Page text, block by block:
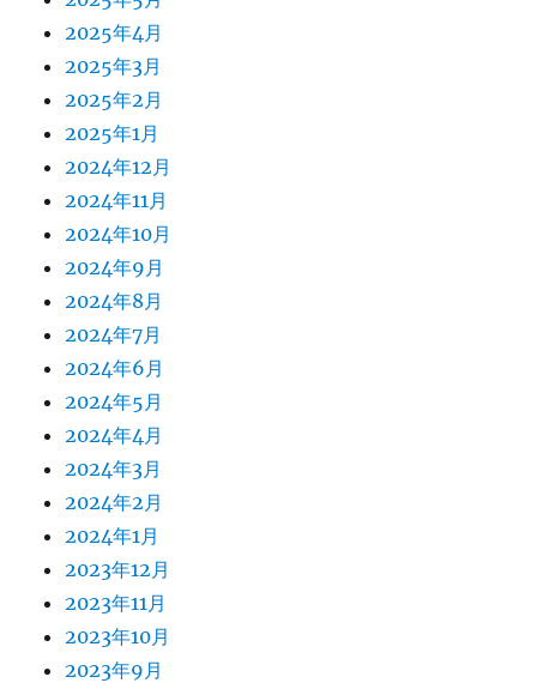
2025年4月
2025年3月
2025年2月
2025年1月
2024年12月
2024年11月
2024年10月
2024年9月
2024年8月
2024年7月
2024年6月
2024年5月
2024年4月
2024年3月
2024年2月
2024年1月
2023年12月
2023年11月
2023年10月
2023年9月